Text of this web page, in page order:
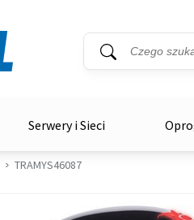
Wyszukiwarka
Słowo kluczowe
Serwery i Sieci
TRAMYS46087